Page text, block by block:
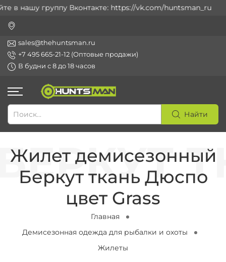
в нашу группу Вконтакте: https://vk.com/huntsman_ru
sales@thehuntsman.ru
+7 495 665-21-12 (Оптовые продажи)
В будни с 8 до 18 часов
Найти
Жилет демисезонный
Беркут ткань Дюспо
цвет Grass
Главная
Демисезонная одежда для рыбалки и охоты
Жилеты